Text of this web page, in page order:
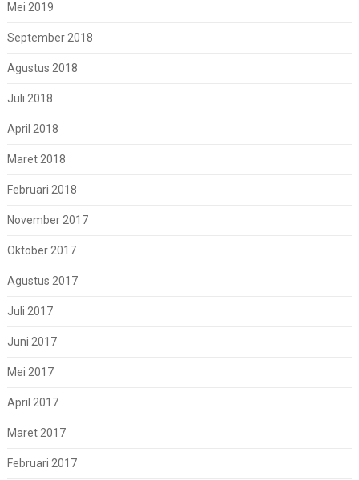
Mei 2019
September 2018
Agustus 2018
Juli 2018
April 2018
Maret 2018
Februari 2018
November 2017
Oktober 2017
Agustus 2017
Juli 2017
Juni 2017
Mei 2017
April 2017
Maret 2017
Februari 2017